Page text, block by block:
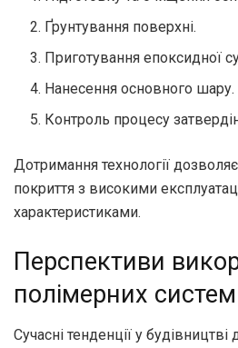
Ґрунтування поверхні.
Приготування епоксидної
Нанесення основного шару.
Контроль процесу
Дотримання технології
покриття з високими
характеристиками.
Перспективи
полімерних систем
Сучасні тенденції у